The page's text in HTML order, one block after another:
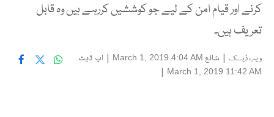
کرنے اور قیام امن کے لیے جو کوششیں کررہے ہیں وہ قابل
تعریف ہیں۔
ویب ڈیسک | شائع March 1, 2019 4:04 AM
| اپ ڈیٹ
March 1, 2019 11:42 AM
|